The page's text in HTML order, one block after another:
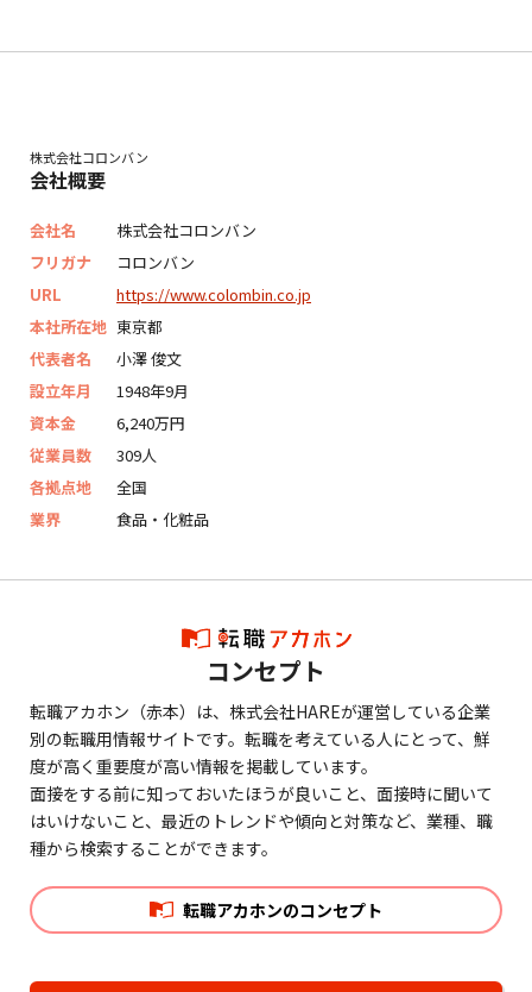
株式会社コロンバン
会社概要
会社名
株式会社コロンバン
フリガナ
コロンバン
URL
https://www.colombin.co.jp
本社所在地 東京都
代表者名
小澤 俊文
設立年月
1948年9月
資本金
6,240万円
従業員数
309人
各拠点地
全国
業界
食品・化粧品
コンセプト
転職アカホン（赤本）は、株式会社HAREが運営している企業
別の転職用情報サイトです。転職を考えている人にとって、鮮
度が高く重要度が高い情報を掲載しています。
面接をする前に知っておいたほうが良いこと、面接時に聞いて
はいけないこと、最近のトレンドや傾向と対策など、業種、職
種から検索することができます。
転職アカホンのコンセプト